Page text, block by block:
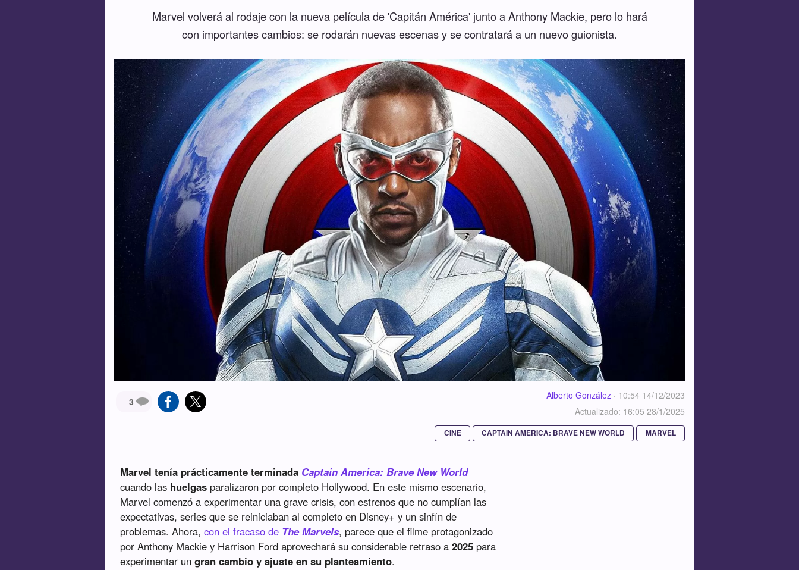
Marvel volverá al rodaje con la nueva película de 'Capitán América' junto a Anthony Mackie, pero lo hará
con importantes cambios: se rodarán nuevas escenas y se contratará a un nuevo guionista.
3
Alberto González · 10:54 14/12/2023
Actualizado: 16:05 28/1/2025
CINE CAPTAIN AMERICA: BRAVE NEW WORLD MARVEL
Marvel tenía prácticamente terminada Captain America: Brave New World
cuando las huelgas paralizaron por completo Hollywood. En este mismo escenario,
Marvel comenzó a experimentar una grave crisis, con estrenos que no cumplían las
expectativas, series que se reiniciaban al completo en Disney+ y un sinfín de
problemas. Ahora,con el fracaso de The Marvels, parece que el filme protagonizado
por Anthony Mackie y Harrison Ford aprovechará su considerable retraso a2025 para
experimentar ungran cambio y ajuste en su planteamiento.